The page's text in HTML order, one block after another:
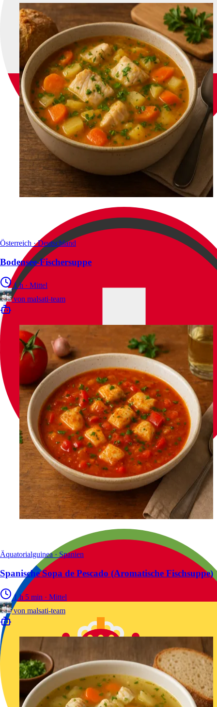
Österreich · Deutschland
Bodensee‑Fischersuppe
1 h · Mittel
von malsati-team
Äquatorialguinea · Spanien
Spanische Sopa de Pescado (Aromatische Fischsuppe)
1 h 5 min · Mittel
von malsati-team